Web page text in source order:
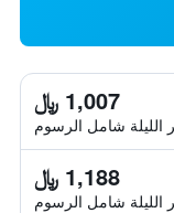
1,007 ﷼
الليلة شامل الرسوم
1,188 ﷼
الليلة شامل الرسوم